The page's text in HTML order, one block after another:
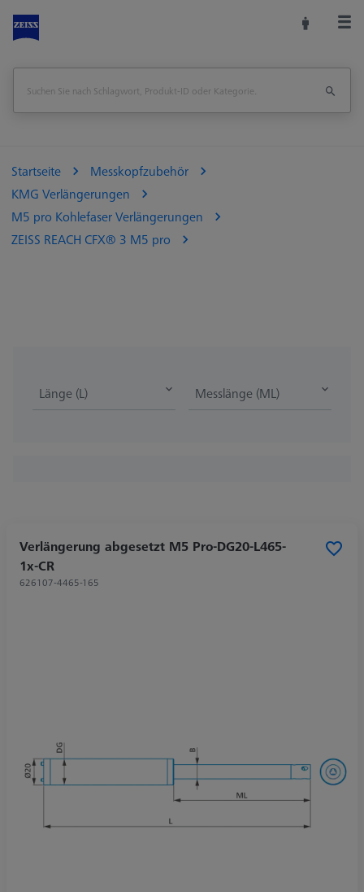
Startseite
Messkopfzubehör
KMG Verlängerungen
M5 pro Kohlefaser Verlängerungen
ZEISS REACH CFX® 3 M5 pro
Länge (L) Messlänge (ML)
Verlängerung abgesetzt M5 Pro-DG20-L465-
1x-CR
626107-4465-165